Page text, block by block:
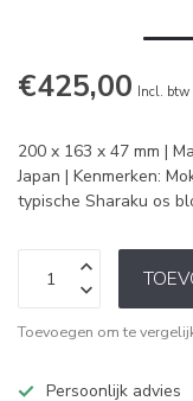
€425,00 Incl. btw
200 x 163 x 47 mm |
Japan | Kenmerken:
typische Sharaku os
Toevoegen om te
Persoonlijk advies